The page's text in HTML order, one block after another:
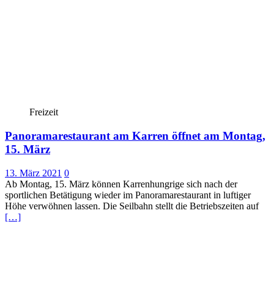
Freizeit
Panoramarestaurant am Karren öffnet am Montag,
15. März
13. März 2021 0
Ab Montag, 15. März können Karrenhungrige sich nach der
sportlichen Betätigung wieder im Panoramarestaurant in luftiger
Höhe verwöhnen lassen. Die Seilbahn stellt die Betriebszeiten auf
[…]